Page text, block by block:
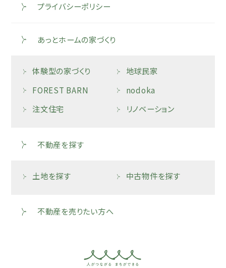
プライバシーポリシー
あっとホームの家づくり
体験型の家づくり
地球民家
FOREST BARN
nodoka
注文住宅
リノベーション
不動産を探す
土地を探す 中古物件を探す
不動産を売りたい方へ